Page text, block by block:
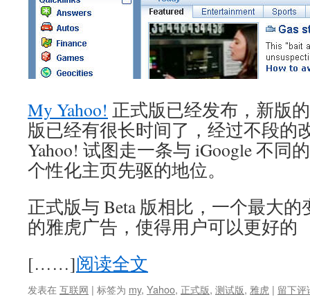
My Yahoo! 正式版已经发布，新版
版已经有很长时间了，经过不段的
Yahoo! 试图走一条与 iGoogle 不同
个性化主页先驱的地位。
正式版与 Beta 版相比，一个最大
的雅虎广告，使得用户可以更好的
[……]阅读全文
发表在 互联网 | 标签为 my, Yahoo, 正式版, 测试版, 雅虎 | 留下评